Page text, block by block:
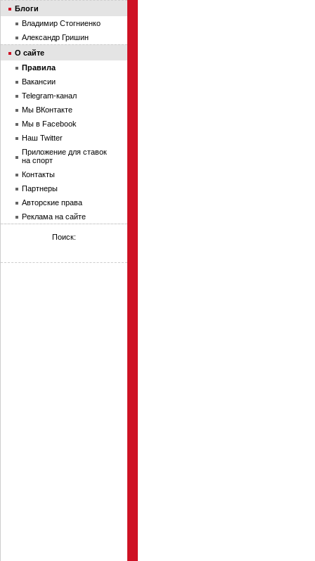
Блоги
Владимир Стогниенко
Александр Гришин
О сайте
Правила
Вакансии
Telegram-канал
Мы ВКонтакте
Мы в Facebook
Наш Twitter
Приложение для ставок
на спорт
Контакты
Партнеры
Авторские права
Реклама на сайте
Поиск: